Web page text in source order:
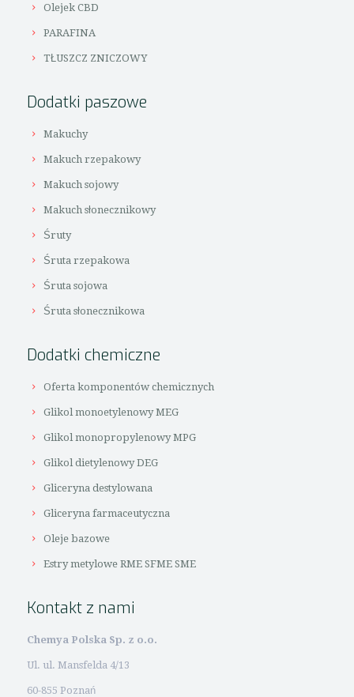
Olejek CBD
PARAFINA
TŁUSZCZ ZNICZOWY
Dodatki paszowe
Makuchy
Makuch rzepakowy
Makuch sojowy
Makuch słonecznikowy
Śruty
Śruta rzepakowa
Śruta sojowa
Śruta słonecznikowa
Dodatki chemiczne
Oferta komponentów chemicznych
Glikol monoetylenowy MEG
Glikol monopropylenowy MPG
Glikol dietylenowy DEG
Gliceryna destylowana
Gliceryna farmaceutyczna
Oleje bazowe
Estry metylowe RME SFME SME
Kontakt z nami
Chemya Polska Sp. z o.o.
Ul. ul. Mansfelda 4/13
60-855 Poznań